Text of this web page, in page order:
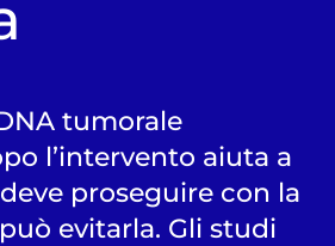
tumorale
l’intervento aiuta a
proseguire con la
evitarla. Gli studi